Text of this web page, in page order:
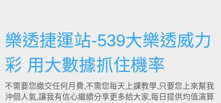
樂透捷運站-539大樂透威力
彩 用大數據抓住機率
不需要您繳交任何月費,不需您每天上課教學,只要您上來幫我
沖個人氣,讓我有信心繼續分享更多給大家,每日提供均值演算